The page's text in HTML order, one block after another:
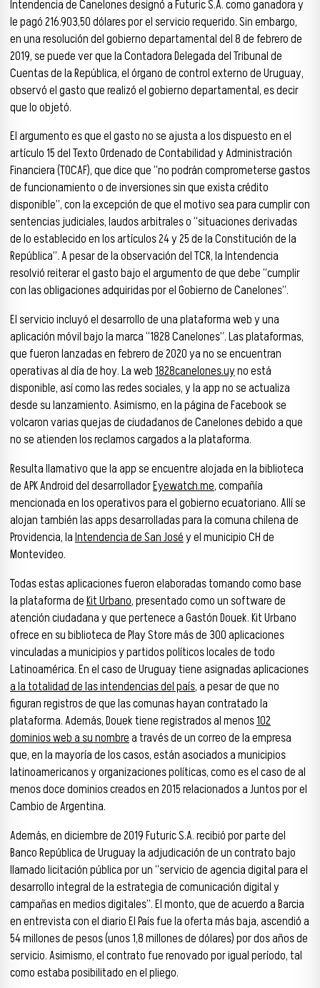
Intendencia de Canelones designó a Futuric S.A. como ganadora y
le pagó 216.903,50 dólares por el servicio requerido. Sin embargo,
en una resolución del gobierno departamental del 8 de febrero de
2019, se puede ver que la Contadora Delegada del Tribunal de
Cuentas de la República, el órgano de control externo de Uruguay,
observó el gasto que realizó el gobierno departamental, es decir
que lo objetó.
El argumento es que el gasto no se ajusta a los dispuesto en el
artículo 15 del Texto Ordenado de Contabilidad y Administración
Financiera (TOCAF), que dice que “no podrán comprometerse gastos
de funcionamiento o de inversiones sin que exista crédito
disponible”, con la excepción de que el motivo sea para cumplir con
sentencias judiciales, laudos arbitrales o “situaciones derivadas
de lo establecido en los artículos 24 y 25 de la Constitución de la
República”. A pesar de la observación del TCR, la Intendencia
resolvió reiterar el gasto bajo el argumento de que debe “cumplir
con las obligaciones adquiridas por el Gobierno de Canelones”.
El servicio incluyó el desarrollo de una plataforma web y una
aplicación móvil bajo la marca “1828 Canelones”. Las plataformas,
que fueron lanzadas en febrero de 2020 ya no se encuentran
operativas al día de hoy. La web1828canelones.uyno está
disponible, así como las redes sociales, y la app no se actualiza
desde su lanzamiento. Asimismo, en la página de Facebook se
volcaron varias quejas de ciudadanos de Canelones debido a que
no se atienden los reclamos cargados a la plataforma.
Resulta llamativo que la app se encuentre alojada en la biblioteca
de APK Android del desarrolladorEyewatch.me, compañía
mencionada en los operativos para el gobierno ecuatoriano. Allí se
alojan también las apps desarrolladas para la comuna chilena de
Providencia, laIntendencia de San Joséy el municipio CH de
Montevideo.
Todas estas aplicaciones fueron elaboradas tomando como base
la plataforma deKit Urbano, presentado como un software de
atención ciudadana y que pertenece a Gastón Douek. Kit Urbano
ofrece en su biblioteca de Play Store más de 300 aplicaciones
vinculadas a municipios y partidos políticos locales de todo
Latinoamérica. En el caso de Uruguay tiene asignadas aplicaciones
a la totalidad de las intendencias del país, a pesar de que no
figuran registros de que las comunas hayan contratado la
plataforma. Además, Douek tiene registrados al menos102
dominios web a su nombrea través de un correo de la empresa
que, en la mayoría de los casos, están asociados a municipios
latinoamericanos y organizaciones políticas, como es el caso de al
menos doce dominios creados en 2015 relacionados a Juntos por el
Cambio de Argentina.
Además, en diciembre de 2019 Futuric S.A. recibió por parte del
Banco República de Uruguay la adjudicación de un contrato bajo
llamado licitación pública por un “servicio de agencia digital para el
desarrollo integral de la estrategia de comunicación digital y
campañas en medios digitales”. El monto, que de acuerdo a Barcia
en entrevista con el diario El País fue la oferta más baja, ascendió a
54 millones de pesos (unos 1,8 millones de dólares) por dos años de
servicio. Asimismo, el contrato fue renovado por igual período, tal
como estaba posibilitado en el pliego.